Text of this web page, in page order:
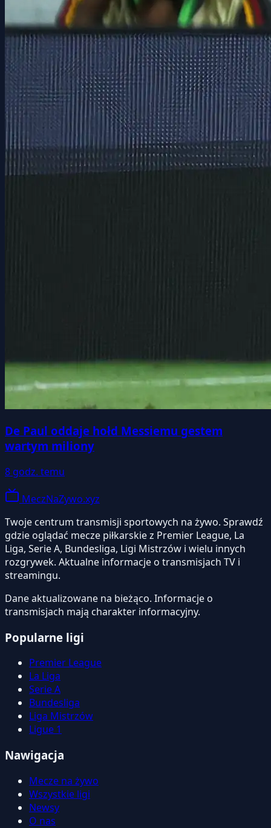
De Paul oddaje hołd Messiemu gestem
wartym miliony
8 godz. temu
MeczNaZywo.xyz
Twoje centrum transmisji sportowych na żywo. Sprawdź
gdzie oglądać mecze piłkarskie z Premier League, La
Liga, Serie A, Bundesliga, Ligi Mistrzów i wielu innych
rozgrywek. Aktualne informacje o transmisjach TV i
streamingu.
Dane aktualizowane na bieżąco. Informacje o
transmisjach mają charakter informacyjny.
Popularne ligi
Premier League
La Liga
Serie A
Bundesliga
Liga Mistrzów
Ligue 1
Nawigacja
Mecze na żywo
Wszystkie ligi
Newsy
O nas